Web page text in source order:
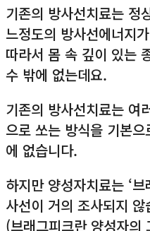
기존의 방사선치료는 정
느정도의 방사선에너지
따라서 몸 속 깊이 있는
수 밖에 없는데요.
기존의 방사선치료는 여
으로 쏘는 방식을 기본
에 없습니다.
하지만 양성자치료는 ‘
사선이 거의 조사되지 않
(브래그피크란 양성자의